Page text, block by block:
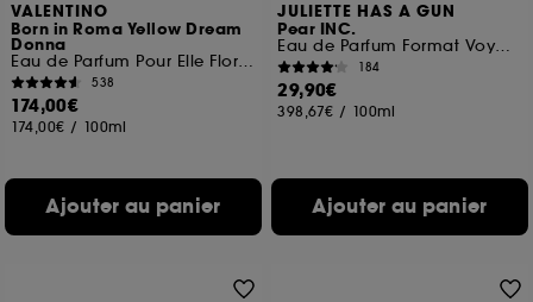
VALENTINO
Born in Roma Yellow Dream
Donna
Eau de Parfum Pour Elle Florale Musquée
538
174,00€
174,00€ / 100ml
Ajouter au panier
JULIETTE HAS A GUN
Pear INC.
Eau de Parfum Format Voyage
184
29,90€
398,67€ / 100ml
Ajouter au panier